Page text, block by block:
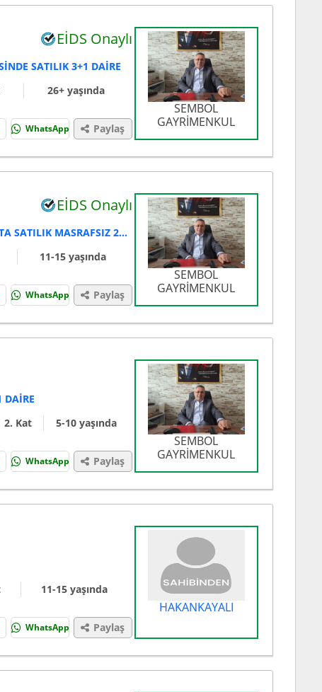
EİDS Onaylı
SATILIK 3+1 DAİRE
SEMBOL
GAYRİMENKUL
26+ yaşında
WhatsApp Paylaş
EİDS Onaylı
SAKARYA ADAPAZARI KORUCUK'TA SATILIK MASRAFSIZ 2+1 DAİRE
SEMBOL
GAYRİMENKUL
11-15 yaşında
WhatsApp Paylaş
DAİRE
SEMBOL
GAYRİMENKUL
2. Kat
5-10 yaşında
WhatsApp Paylaş
HAKANKAYALI
11-15 yaşında
WhatsApp Paylaş